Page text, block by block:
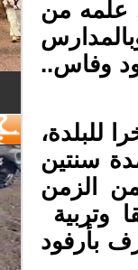
علمه من
وفاس..
للبلدة،
سنتين
الزمن
وتربية
بأرفود